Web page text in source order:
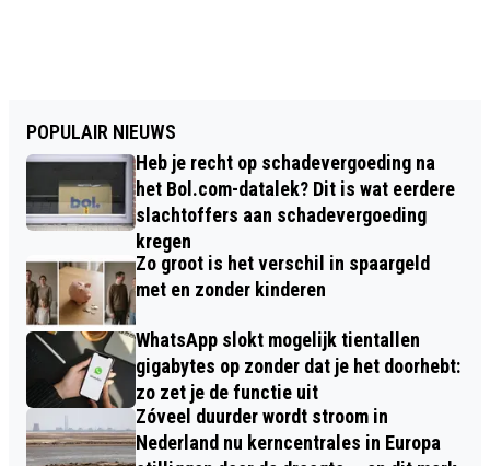
POPULAIR NIEUWS
Heb je recht op schadevergoeding na
het Bol.com-datalek? Dit is wat eerdere
slachtoffers aan schadevergoeding
kregen
Zo groot is het verschil in spaargeld
met en zonder kinderen
WhatsApp slokt mogelijk tientallen
gigabytes op zonder dat je het doorhebt:
zo zet je de functie uit
Zóveel duurder wordt stroom in
Nederland nu kerncentrales in Europa